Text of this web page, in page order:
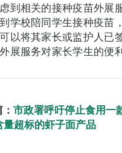
到相关的接种疫苗外展
学校陪同学生接种疫苗
以将其家长或监护人已
展服务对家长学生的便利
市政署呼吁停止食用一
量超标的虾子面产品